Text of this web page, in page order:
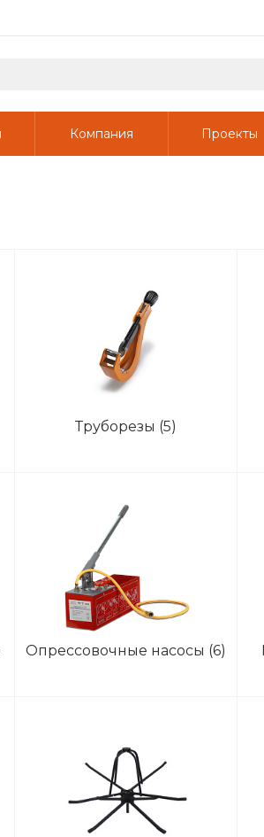
Компания Проекты
Труборезы (5)
Опрессовочные насосы (6)